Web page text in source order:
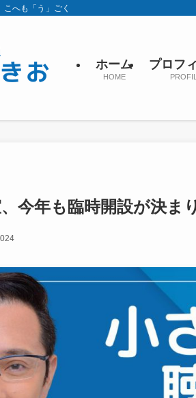
へも「う」ごく
ホーム
HOME
プロフ
、今年も臨時開設が決ま